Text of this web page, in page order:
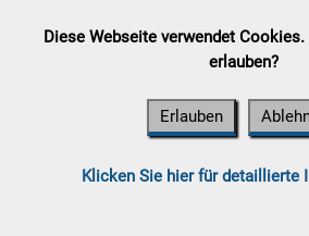
Diese Webseite verwendet
erlauben?
Erlauben
Klicken Sie hier für detaillierte